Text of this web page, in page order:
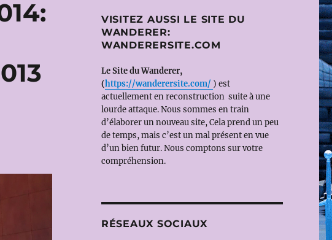
VISITEZ AUSSI LE SITE DU
WANDERER:
WANDERERSITE.COM
Le Site du Wanderer,
(https://wanderersite.com/ ) est
actuellement en reconstruction suite à une
lourde attaque. Nous sommes en train
d’élaborer un nouveau site, Cela prend un peu
de temps, mais c’est un mal présent en vue
d’un bien futur. Nous comptons sur votre
compréhension.
RÉSEAUX SOCIAUX